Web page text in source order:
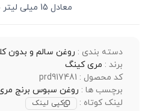
معادل 15 میلی لیتر می باشد.
دسته بندی : روغن سالم و بدون
برند : مری کینگ
کد محصول : prd917481
برچسب ها : روغن سبوس برنج
لینک کوتاه :
کپی لینک